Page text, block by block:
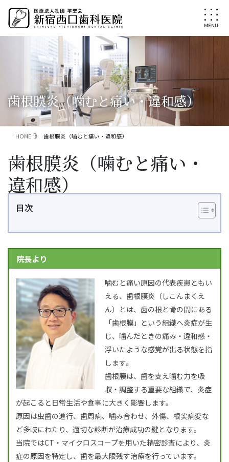
ン
ー
歯根膜炎（噛むと痛い・違和感）
HOME 歯根膜炎（噛むと痛い・違和感）
歯根膜炎（噛むと痛い・
違和感）
目次
院長より
噛むと痛い原因の代表疾患ともい
える、歯根膜炎（しこんまくえ
ん）とは、歯の根と骨の間にある
「歯根膜」という組織へ炎症が生
じ、噛んだときの痛み・違和感・
浮いたような感覚が出る状態を指
します。
歯根膜は、歯を支え噛む力を吸
収・調整する重要な組織で、炎症
が起こると日常生活や食事に大きく影響します。
原因は虫歯の進行、歯周病、噛み合わせ、外傷、根尖病変な
ど多岐にわたり、適切な診断が治療成功の鍵となります。
当院ではCT・マイクロスコープを用いた精密診査により、炎
症の原因を特定し、歯を最大限残す治療を行っています。